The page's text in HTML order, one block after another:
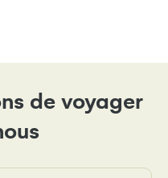
de voyager